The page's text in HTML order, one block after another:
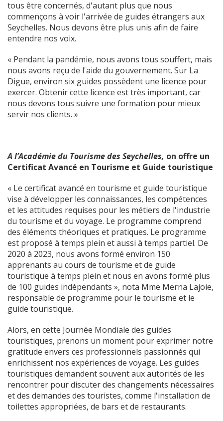
tous être concernés, d'autant plus que nous
commençons à voir l'arrivée de guides étrangers aux
Seychelles. Nous devons être plus unis afin de faire
entendre nos voix.
« Pendant la pandémie, nous avons tous souffert, mais
nous avons reçu de l'aide du gouvernement. Sur La
Digue, environ six guides possèdent une licence pour
exercer. Obtenir cette licence est très important, car
nous devons tous suivre une formation pour mieux
servir nos clients. »
A l’Académie du Tourisme des Seychelles, on offre un
Certificat Avancé en Tourisme et Guide touristique
« Le certificat avancé en tourisme et guide touristique
vise à développer les connaissances, les compétences
et les attitudes requises pour les métiers de l'industrie
du tourisme et du voyage. Le programme comprend
des éléments théoriques et pratiques. Le programme
est proposé à temps plein et aussi à temps partiel. De
2020 à 2023, nous avons formé environ 150
apprenants au cours de tourisme et de guide
touristique à temps plein et nous en avons formé plus
de 100 guides indépendants », nota Mme Merna Lajoie,
responsable de programme pour le tourisme et le
guide touristique.
Alors, en cette Journée Mondiale des guides
touristiques, prenons un moment pour exprimer notre
gratitude envers ces professionnels passionnés qui
enrichissent nos expériences de voyage. Les guides
touristiques demandent souvent aux autorités de les
rencontrer pour discuter des changements nécessaires
et des demandes des touristes, comme l'installation de
toilettes appropriées, de bars et de restaurants.